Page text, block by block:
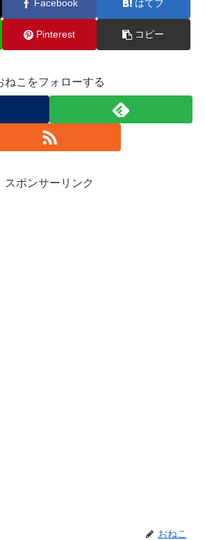
Facebook はてブ
Pinterest コピー
ねこをフォローする
スポンサーリンク
おねこ